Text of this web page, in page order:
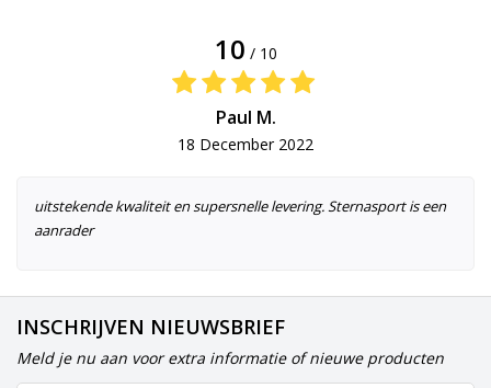
10 / 10
Paul M.
18 December 2022
uitstekende kwaliteit en supersnelle levering. Sternasport is een
aanrader
INSCHRIJVEN NIEUWSBRIEF
Meld je nu aan voor extra informatie of nieuwe producten